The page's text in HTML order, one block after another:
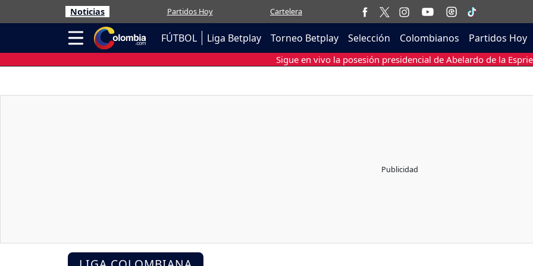
Noticias Partidos Hoy Cartelera
FÚTBOL Liga Betplay Torneo Betplay Selección Colombianos Partidos Hoy
Sigue en vivo la posesión presidencial de Abelardo de la